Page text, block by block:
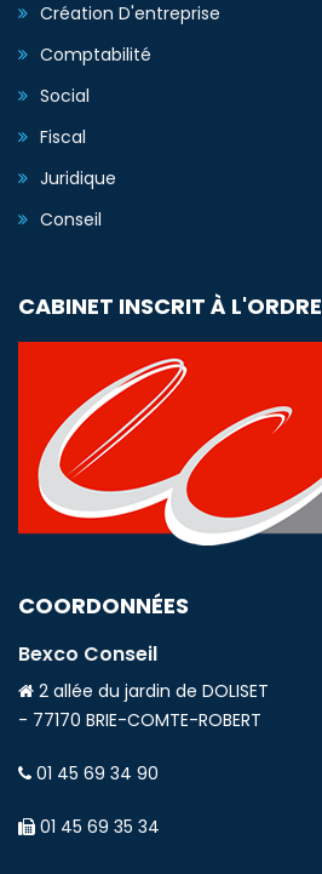
Création D'entreprise
Comptabilité
Social
Fiscal
Juridique
Conseil
CABINET INSCRIT À L'ORDRE
COORDONNÉES
Bexco Conseil
2 allée du jardin de DOLISET
- 77170 BRIE-COMTE-ROBERT
01 45 69 34 90
01 45 69 35 34